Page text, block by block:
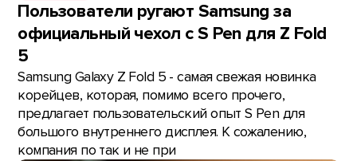
Пользователи ругают Samsung за
официальный чехол с S Pen для Z Fold
5
Samsung Galaxy Z Fold 5 - самая свежая новинка
корейцев, которая, помимо всего прочего,
предлагает пользовательский опыт S Pen для
большого внутреннего дисплея. К сожалению,
компания по так и не при